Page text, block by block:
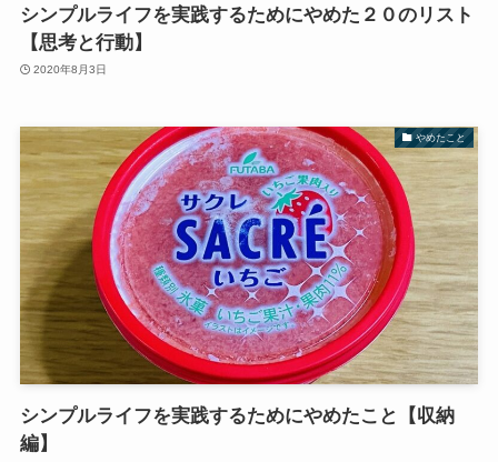
シンプルライフを実践するためにやめた２０のリスト
【思考と行動】
2020年8月3日
やめたこと
シンプルライフを実践するためにやめたこと【収納
編】